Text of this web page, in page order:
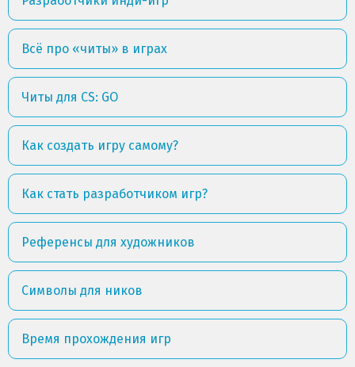
Всё про «читы» в играх
Читы для CS: GO
Как создать игру самому?
Как стать разработчиком игр?
Референсы для художников
Символы для ников
Время прохождения игр